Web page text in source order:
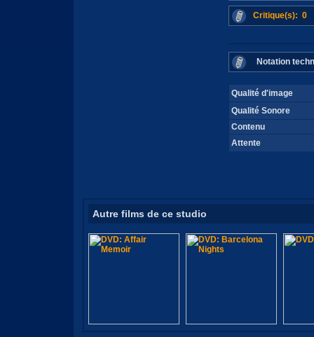
Critique(s): 0
Notation
Qualité d'image
Qualité Sonore
Contenu
Attente
Autre films de ce studio